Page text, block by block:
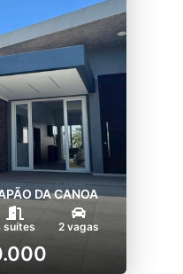
DA CANOA
suítes 2 vagas